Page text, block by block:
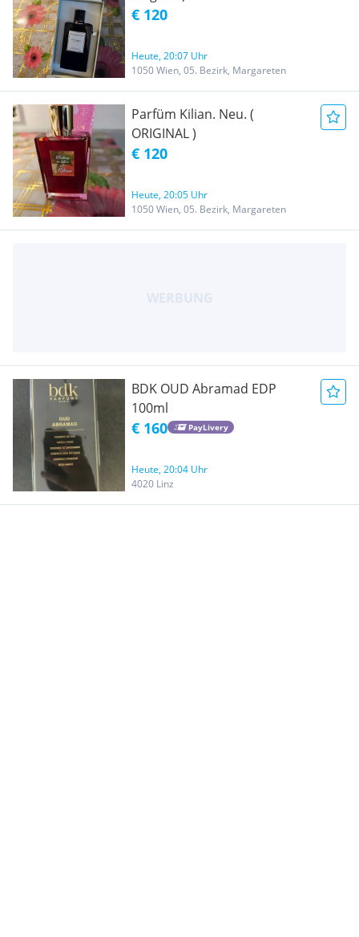
€ 120
Heute, 20:07 Uhr
1050 Wien, 05. Bezirk, Margareten
Parfüm Kilian. Neu. (
ORIGINAL )
€ 120
Heute, 20:05 Uhr
1050 Wien, 05. Bezirk, Margareten
BDK OUD Abramad EDP
100ml
€ 160 PayLivery
Heute, 20:04 Uhr
4020 Linz